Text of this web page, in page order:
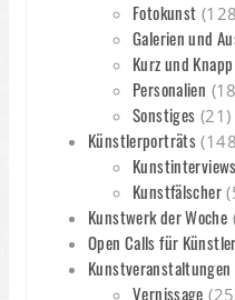
Fotokunst
Galerien und
Kurz und Knapp
Personalien
Sonstiges (21)
Künstlerporträts
Kunstinterviews
Kunstfälscher
Kunstwerk der Woche
Open Calls für Künstler
Vernissage